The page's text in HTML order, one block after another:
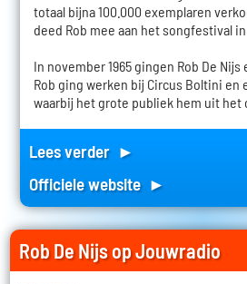
totaal bijna 100.000 exemplaren
deed Rob mee aan het songfestival in
In november 1965 gingen Rob De Nijs
Rob ging werken bij Circus Boltini en
waarbij het grote publiek hem uit het
Lees verder ►
Officiele website ►
Rob De Nijs op Jouwradio